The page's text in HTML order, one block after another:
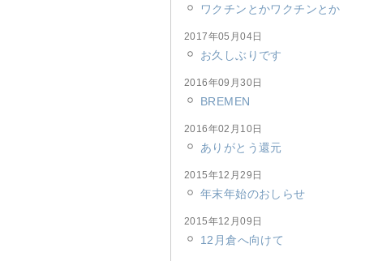
ワクチンとかワクチンとか
2017年05月04日
お久しぶりです
2016年09月30日
BREMEN
2016年02月10日
ありがとう還元
2015年12月29日
年末年始のおしらせ
2015年12月09日
12月倉へ向けて